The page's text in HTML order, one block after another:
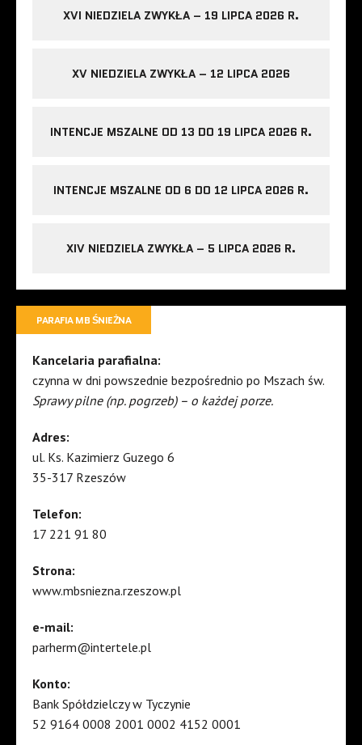
XVI NIEDZIELA ZWYKŁA – 19 LIPCA 2026 R.
XV NIEDZIELA ZWYKŁA – 12 LIPCA 2026
INTENCJE MSZALNE OD 13 DO 19 LIPCA 2026 R.
INTENCJE MSZALNE OD 6 DO 12 LIPCA 2026 R.
XIV NIEDZIELA ZWYKŁA – 5 LIPCA 2026 R.
PARAFIA MB ŚNIEŻNA
Kancelaria parafialna:
czynna w dni powszednie bezpośrednio po Mszach św.
Sprawy pilne (np. pogrzeb) – o każdej porze.
Adres:
ul. Ks. Kazimierz Guzego 6
35-317 Rzeszów
Telefon:
17 221 91 80
Strona:
www.mbsniezna.rzeszow.pl
e-mail:
parherm@intertele.pl
Konto:
Bank Spółdzielczy w Tyczynie
52 9164 0008 2001 0002 4152 0001